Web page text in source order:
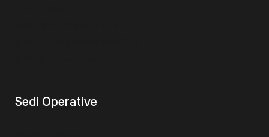
Sedi Operative